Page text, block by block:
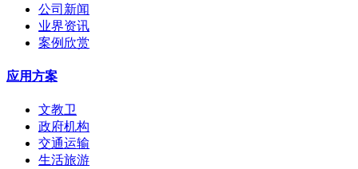
公司新闻
业界资讯
案例欣赏
应用方案
文教卫
政府机构
交通运输
生活旅游